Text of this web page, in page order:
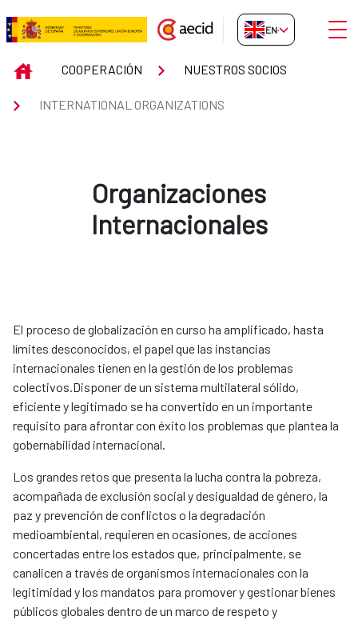
Skip to Main Content
INTERNATIONAL
EN-GB
INICIOCOOPERACIÓN NUESTROS SOCIOS
INTERNATIONAL ORGANIZATIONS
Organizaciones
Internacionales
El proceso de globalización en curso ha amplificado, hasta
límites desconocidos, el papel que las instancias
internacionales tienen en la gestión de los problemas
colectivos.Disponer de un sistema multilateral sólido,
eficiente y legitimado se ha convertido en un importante
requisito para afrontar con éxito los problemas que plantea la
gobernabilidad internacional.
Los grandes retos que presenta la lucha contra la pobreza,
acompañada de exclusión social y desigualdad de género, la
paz y prevención de conflictos o la degradación
medioambiental, requieren en ocasiones, de acciones
concertadas entre los estados que, principalmente, se
canalicen a través de organismos internacionales con la
legitimidad y los mandatos para promover y gestionar bienes
públicos globales dentro de un marco de respeto y